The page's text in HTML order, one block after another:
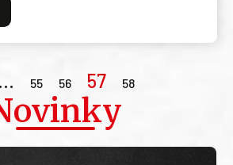
… 55 56 57 58